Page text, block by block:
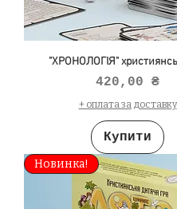
"ХРОНОЛОГІЯ"
Ціна
420,00 ₴
+ оплата за доставку
Купити
Новинка!